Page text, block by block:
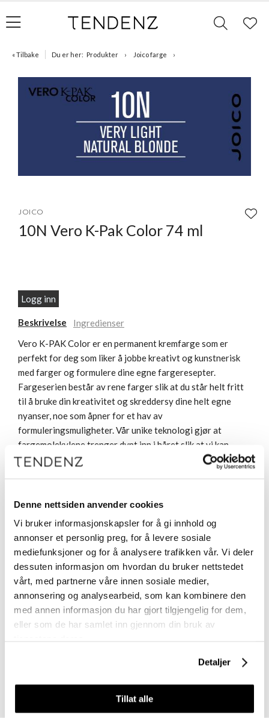
Denne nettsiden anvender cookies
Vi bruker informasjonskapsler for å gi innhold og
annonser et personlig preg, for å levere sosiale
mediefunksjoner og for å analysere trafikken vår. Vi deler
dessuten informasjon om hvordan du bruker nettstedet
vårt, med partnerne våre innen sosiale medier,
annonsering og analysearbeid, som kan kombinere den
med annen informasjon du har gjort tilgjengelig for dem,
eller som de har samlet inn gjennom din bruk av
Detaljer
Tillat alle
« Tilbake Du er her: Produkter Joico farge
of
1
JOICO
10N Vero K-Pak Color 74 ml
Logg inn
Beskrivelse
Ingredienser
Vero K-PAK Color er en permanent kremfarge som er
perfekt for deg som liker å jobbe kreativt og kunstnerisk
med farger og formulere dine egne fargeresepter.
Fargeserien består av rene farger slik at du står helt fritt
til å bruke din kreativitet og skreddersy dine helt egne
nyanser, noe som åpner for et hav av
formuleringsmuligheter. Vår unike teknologi gjør at
fargemolekylene trenger dypt inn i håret slik at vi kan
bruke så lite ammoniakk som mulig, samtidig som håret
gjenoppbygges under fargeprosessen. Resultatet blir
levetid.
Meld deg på vårt nyhetsbrev